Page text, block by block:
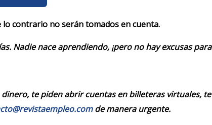
lo contrario no serán tomados en cuenta.
Nadie nace aprendiendo, ¡pero no hay excusas para
te piden abrir cuentas en billeteras virtuales, te
de manera urgente.